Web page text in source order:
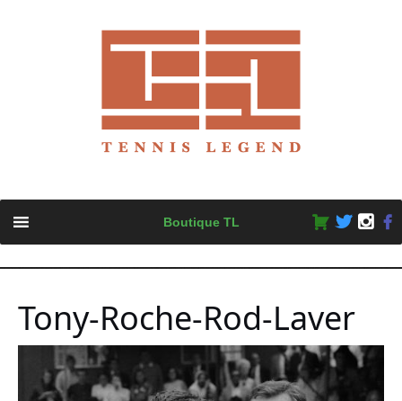
content
Boutique TL
Tony-Roche-Rod-Laver